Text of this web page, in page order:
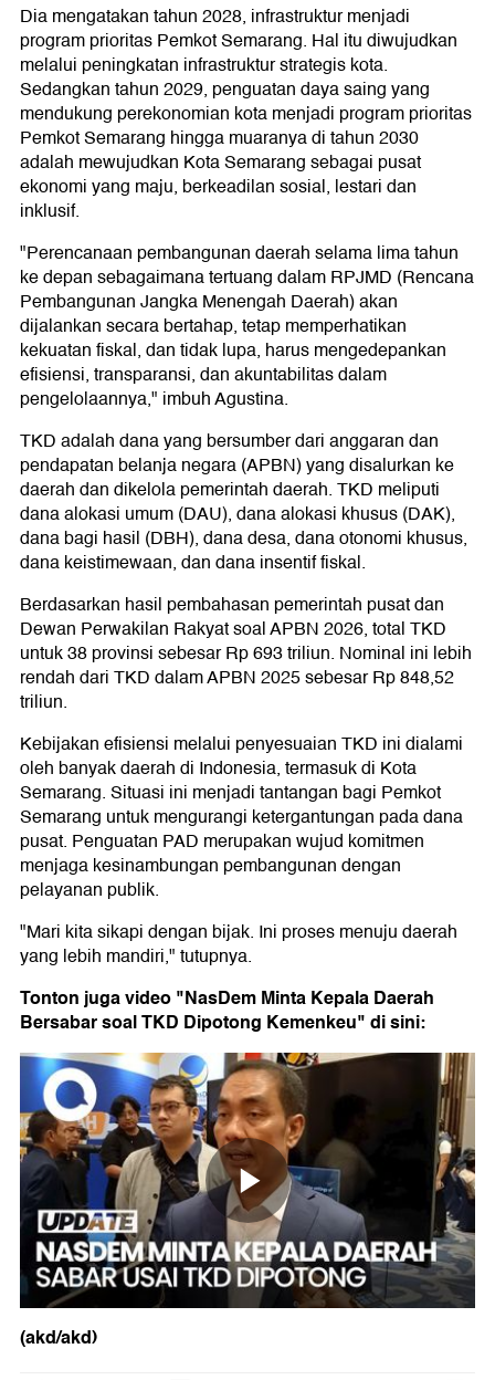
Dia mengatakan tahun 2028, infrastruktur menjadi
program prioritas Pemkot Semarang. Hal itu diwujudkan
melalui peningkatan infrastruktur strategis kota.
Sedangkan tahun 2029, penguatan daya saing yang
mendukung perekonomian kota menjadi program prioritas
Pemkot Semarang hingga muaranya di tahun 2030
adalah mewujudkan Kota Semarang sebagai pusat
ekonomi yang maju, berkeadilan sosial, lestari dan
inklusif.
"Perencanaan pembangunan daerah selama lima tahun
ke depan sebagaimana tertuang dalam RPJMD (Rencana
Pembangunan Jangka Menengah Daerah) akan
dijalankan secara bertahap, tetap memperhatikan
kekuatan fiskal, dan tidak lupa, harus mengedepankan
efisiensi, transparansi, dan akuntabilitas dalam
pengelolaannya," imbuh Agustina.
TKD adalah dana yang bersumber dari anggaran dan
pendapatan belanja negara (APBN) yang disalurkan ke
daerah dan dikelola pemerintah daerah. TKD meliputi
dana alokasi umum (DAU), dana alokasi khusus (DAK),
dana bagi hasil (DBH), dana desa, dana otonomi khusus,
dana keistimewaan, dan dana insentif fiskal.
Berdasarkan hasil pembahasan pemerintah pusat dan
Dewan Perwakilan Rakyat soal APBN 2026, total TKD
untuk 38 provinsi sebesar Rp 693 triliun. Nominal ini lebih
rendah dari TKD dalam APBN 2025 sebesar Rp 848,52
triliun.
Kebijakan efisiensi melalui penyesuaian TKD ini dialami
oleh banyak daerah di Indonesia, termasuk di Kota
Semarang. Situasi ini menjadi tantangan bagi Pemkot
Semarang untuk mengurangi ketergantungan pada dana
pusat. Penguatan PAD merupakan wujud komitmen
menjaga kesinambungan pembangunan dengan
pelayanan publik.
"Mari kita sikapi dengan bijak. Ini proses menuju daerah
yang lebih mandiri," tutupnya.
Tonton juga video "NasDem Minta Kepala Daerah
Bersabar soal TKD Dipotong Kemenkeu" di sini:
(akd/akd)